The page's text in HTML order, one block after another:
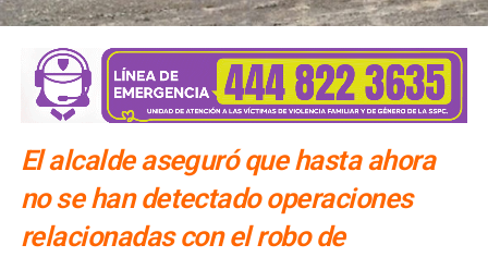
El alcalde aseguró que hasta ahora
no se han detectado operaciones
relacionadas con el robo de